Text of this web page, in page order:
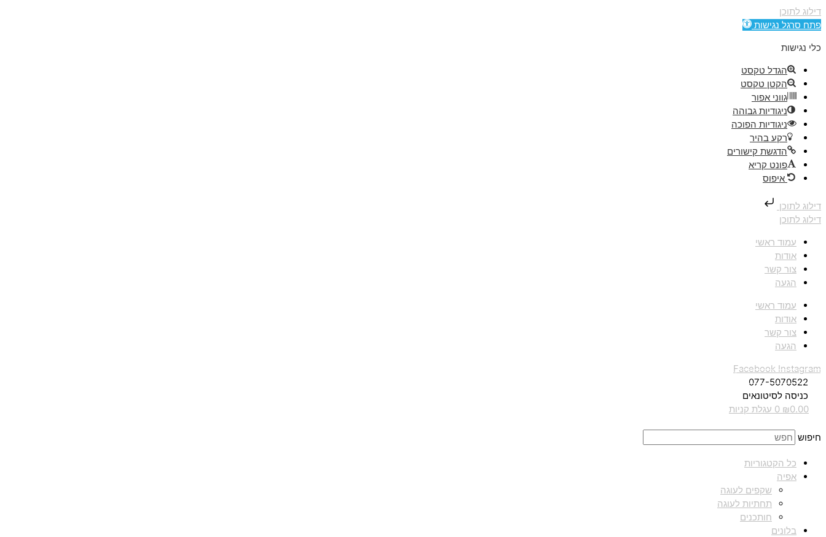
דילוג לתוכן
פתח סרגל נגישות
כלי נגישות
הגדל טקסט
הקטן טקסט
גווני אפור
ניגודיות גבוהה
ניגודיות הפוכה
רקע בהיר
הדגשת קישורים
פונט קריא
איפוס
דילוג לתוכן
דילוג לתוכן
עמוד ראשי
אודות
צור קשר
הגעה
עמוד ראשי
אודות
צור קשר
הגעה
Facebook Instagram
077-5070522
כניסה לסיטונאים
₪0.00
0 עגלת קניות
חיפוש
כל הקטגוריות
אפיה
שקפים לעוגה
תחתיות לעוגה
חותכנים
בלונים